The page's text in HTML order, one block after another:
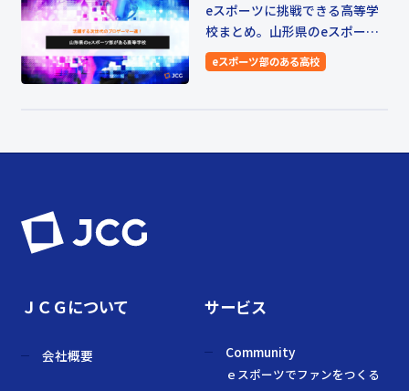
eスポーツに挑戦できる高等学
校まとめ。山形県のeスポーツ
部・同好会がある高等学校をご
紹介
eスポーツ部のある高校
ＪＣＧについて
会社概要
サービス
Community
ｅスポーツでファンをつくる